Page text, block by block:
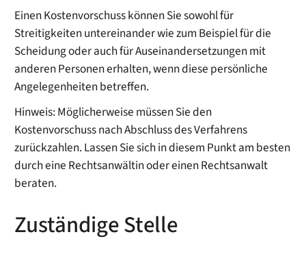
Einen Kostenvorschuss können Sie sowohl für
Streitigkeiten untereinanderwie zum Beispiel für die
Scheidungoder auch für Auseinandersetzungen mit
anderen Personen erhalten, wenn diese persönliche
Angelegenheiten betreffen.
Hinweis: Möglicherweise müssen Sie den
Kostenvorschuss nach Abschluss des Verfahrens
zurückzahlen. Lassen Sie sich in diesem Punkt am besten
durch eine Rechtsanwältin oder einen Rechtsanwalt
beraten.
Zuständige Stelle